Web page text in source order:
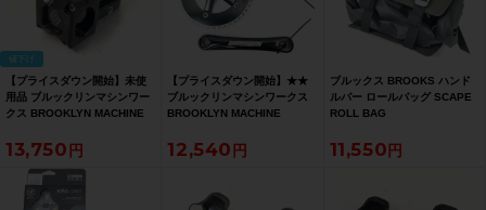
値下げ
【プライスダウン開始】未使
用品 ブルックリンマシンワー
クス BROOKLYN MACHINE
ム FLAT RAT STEM
70mm/5°/31.8mm/OS【お買
い得SALE】
13,750
【プライスダウン開始】★★
ブルックリンマシンワークス
BROOKLYN MACHINE
ルパラダイス山口より配送)
【お買い得SALE】
12,540
ブルックス BROOKS ハンド
ルバー ロールバッグ SCAPE
ROLL BAG
11,550